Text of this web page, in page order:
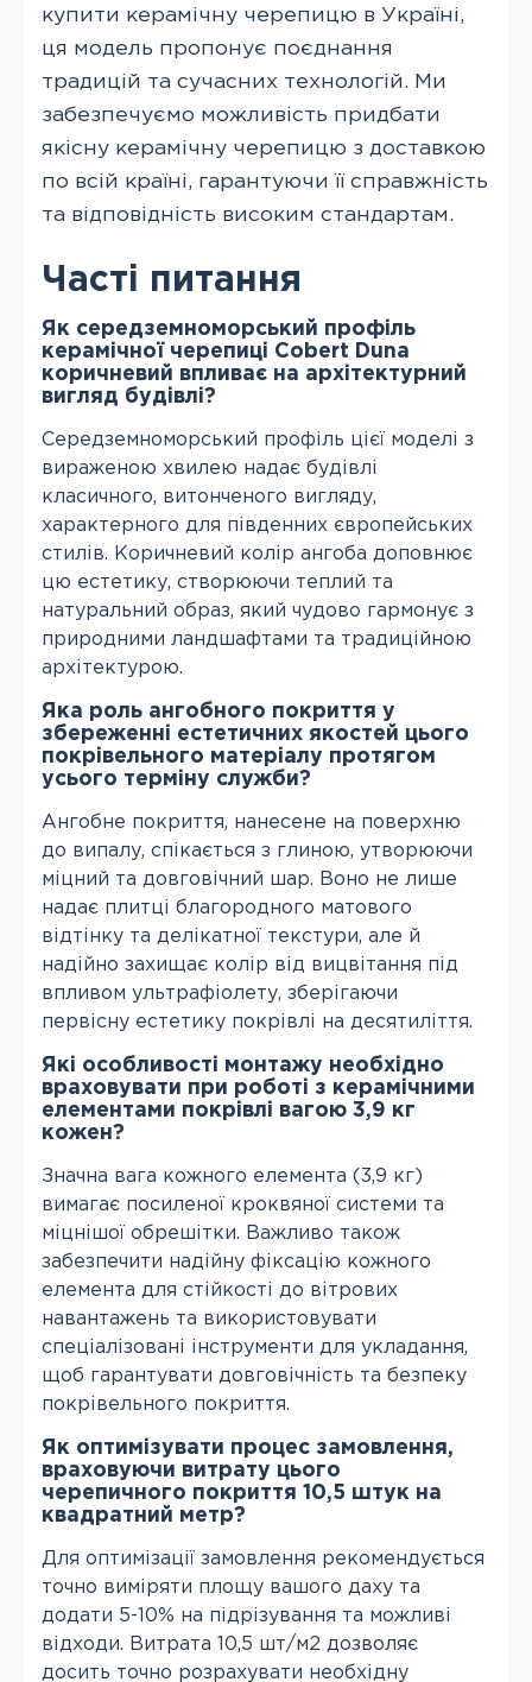
купити керамічну черепицю в Україні,
ця модель пропонує поєднання
традицій та сучасних технологій. Ми
забезпечуємо можливість придбати
якісну керамічну черепицю з доставкою
по всій країні, гарантуючи її справжність
та відповідність високим стандартам.
Часті питання
Як середземноморський профіль
керамічної черепиці Cobert Duna
коричневий впливає на архітектурний
вигляд будівлі?
Середземноморський профіль цієї моделі з
вираженою хвилею надає будівлі
класичного, витонченого вигляду,
характерного для південних європейських
стилів. Коричневий колір ангоба доповнює
цю естетику, створюючи теплий та
натуральний образ, який чудово гармонує з
природними ландшафтами та традиційною
архітектурою.
Яка роль ангобного покриття у
збереженні естетичних якостей цього
покрівельного матеріалу протягом
усього терміну служби?
Ангобне покриття, нанесене на поверхню
до випалу, спікається з глиною, утворюючи
міцний та довговічний шар. Воно не лише
надає плитці благородного матового
відтінку та делікатної текстури, але й
надійно захищає колір від вицвітання під
впливом ультрафіолету, зберігаючи
первісну естетику покрівлі на десятиліття.
Які особливості монтажу необхідно
враховувати при роботі з керамічними
елементами покрівлі вагою 3,9 кг
кожен?
Значна вага кожного елемента (3,9 кг)
вимагає посиленої кроквяної системи та
міцнішої обрешітки. Важливо також
забезпечити надійну фіксацію кожного
елемента для стійкості до вітрових
навантажень та використовувати
спеціалізовані інструменти для укладання,
щоб гарантувати довговічність та безпеку
покрівельного покриття.
Як оптимізувати процес замовлення,
враховуючи витрату цього
черепичного покриття 10,5 штук на
квадратний метр?
Для оптимізації замовлення рекомендується
точно виміряти площу вашого даху та
додати 5-10% на підрізування та можливі
відходи. Витрата 10,5 шт/м2 дозволяє
досить точно розрахувати необхідну